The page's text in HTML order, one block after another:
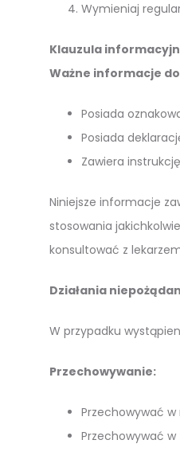
Wymieniaj
Klauzula
Ważne informacje
Posiada
Posiada
Zawiera
Niniejsze informacje
stosowania
konsultować z
Działania
W przypadku
Przechowywanie:
Przechowywać
Przechowywać